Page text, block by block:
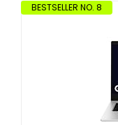
BESTSELLER NO. 8